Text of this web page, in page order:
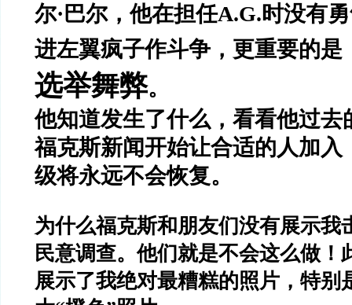
尔· 巴尔，他在担任A.G.时没有
进左翼疯子作斗争，更重要的是
选举舞弊。
他知道发生了什么，看看他过去
福克斯新闻开始让合适的人加入
级将永远不会恢复。
为什么福克斯和朋友们没有展示我
民意调查。他们就是不会这么做！
展示了我绝对最糟糕的照片，特别